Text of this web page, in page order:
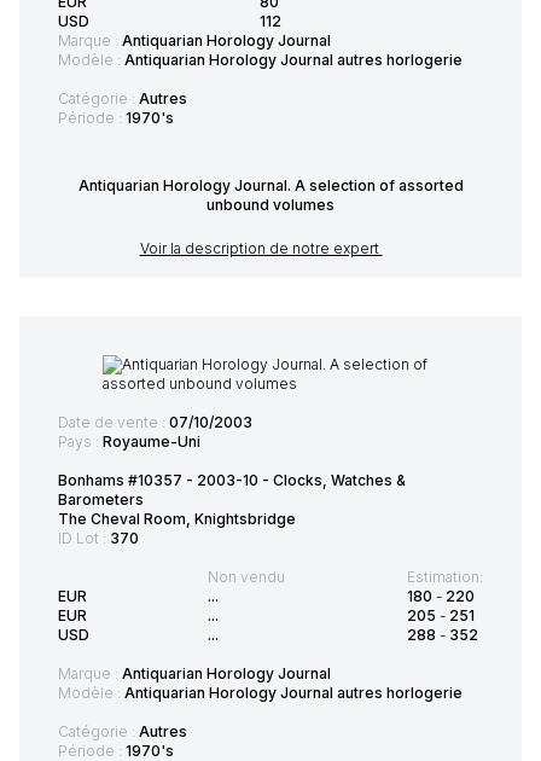
USD
112
Marque : Antiquarian Horology Journal
Modèle : Antiquarian Horology Journal autres horlogerie
Catégorie : Autres
Période : 1970's
Antiquarian Horology Journal. A selection of assorted
unbound volumes
Voir la description de notre expert
Date de vente : 07/10/2003
Pays : Royaume-Uni
Bonhams #10357 - 2003-10 - Clocks, Watches &
Barometers
The Cheval Room, Knightsbridge
ID Lot : 370
EUR
EUR
USD
Non vendu
...
...
...
Estimation:
180 - 220
205 - 251
288 - 352
Marque : Antiquarian Horology Journal
Modèle : Antiquarian Horology Journal autres horlogerie
Catégorie : Autres
Période : 1970's